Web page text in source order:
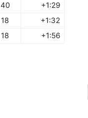
40
+1:29
18
+1:32
18 +1:56